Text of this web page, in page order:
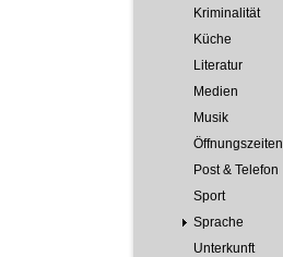
Kriminalität
Küche
Literatur
Medien
Musik
Öffnungszeiten
Post & Telefon
Sport
Sprache
Unterkunft